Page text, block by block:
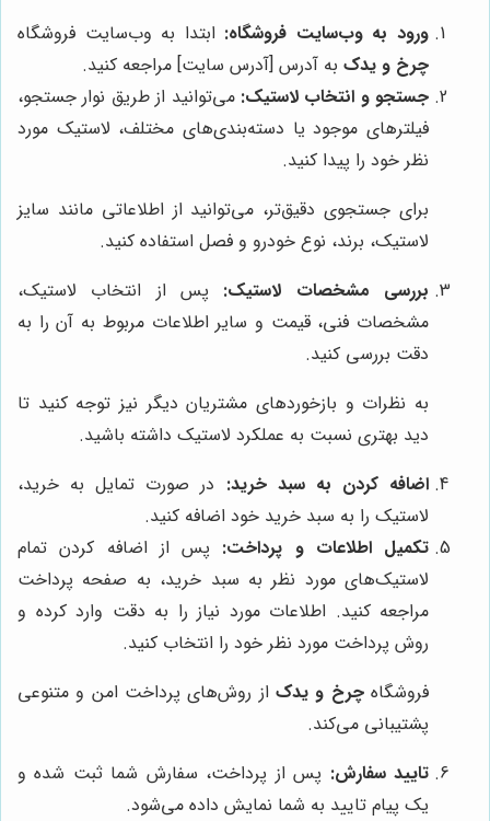
ورود به وب‌سایت فروشگاه: ابتدا به وب‌سایت فروشگاه
چرخ و یدک به آدرس [آدرس سایت] مراجعه کنید.
جستجو و انتخاب لاستیک: می‌توانید از طریق نوار جستجو،
فیلترهای موجود یا دسته‌بندی‌های مختلف، لاستیک مورد
نظر خود را پیدا کنید.
برای جستجوی دقیق‌تر، می‌توانید از اطلاعاتی مانند سایز
لاستیک، برند، نوع خودرو و فصل استفاده کنید.
بررسی مشخصات لاستیک: پس از انتخاب لاستیک،
مشخصات فنی، قیمت و سایر اطلاعات مربوط به آن را به
دقت بررسی کنید.
به نظرات و بازخوردهای مشتریان دیگر نیز توجه کنید تا
دید بهتری نسبت به عملکرد لاستیک داشته باشید.
اضافه کردن به سبد خرید: در صورت تمایل به خرید،
لاستیک را به سبد خرید خود اضافه کنید.
تکمیل اطلاعات و پرداخت: پس از اضافه کردن تمام
لاستیک‌های مورد نظر به سبد خرید، به صفحه پرداخت
مراجعه کنید. اطلاعات مورد نیاز را به دقت وارد کرده و
روش پرداخت مورد نظر خود را انتخاب کنید.
فروشگاهچرخ و یدک از روش‌های پرداخت امن و متنوعی
پشتیبانی می‌کند.
تایید سفارش: پس از پرداخت، سفارش شما ثبت شده و
یک پیام تایید به شما نمایش داده می‌شود.